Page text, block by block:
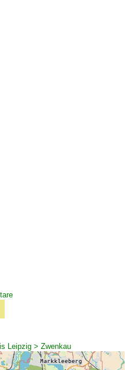
Leipzig > Zwenkau